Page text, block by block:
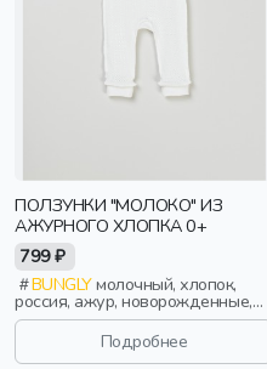
ПОЛЗУНКИ "МОЛОКО" ИЗ
АЖУРНОГО ХЛОПКА 0+
799 ₽
BUNGLYмолочный, хлопок,
россия, ажур, новорожденные,
дети
Подробнее